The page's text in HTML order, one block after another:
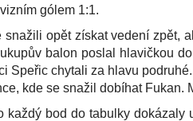
gólem 1:1.
snažili opět získat vedení zpět,
balon poslal hlavičkou
Speřic chytali za hlavu
kde se snažil dobíhat
každý bod do tabulky